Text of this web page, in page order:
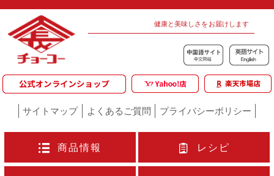
健康と美味しさをお届けします
サイトマップ よくあるご質問 プライバシーポリシー
商品情報 レシピ